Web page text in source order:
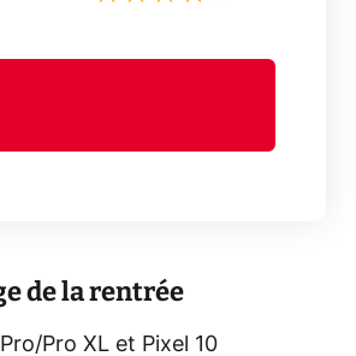
de la rentrée
Pro XL et Pixel 10